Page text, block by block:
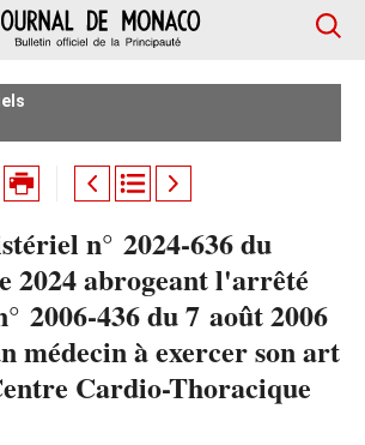
n° 2024‑636 du
2024 abrogeant l'arrêté
2006‑436 du 7 août 2006
médecin à exercer son art
Cardio-Thoracique